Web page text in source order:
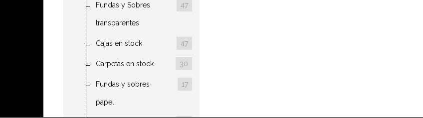
Fundas y Sobres
transparentes
47
Cajas en stock 47
Carpetas en stock 30
Fundas y sobres
papel
17